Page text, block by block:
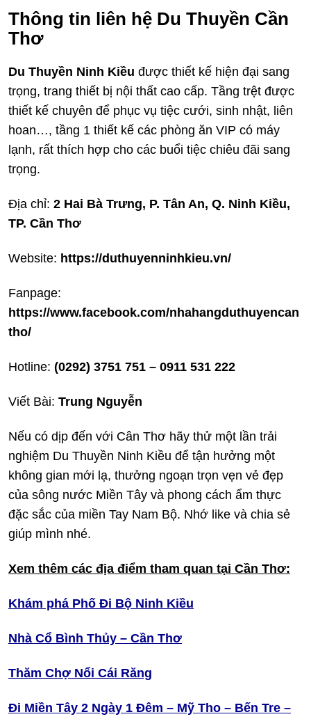
Thông tin liên hệ Du Thuyền Cần
Thơ
Du Thuyền Ninh Kiều được thiết kế hiện đại sang
trọng, trang thiết bị nội thất cao cấp. Tầng trệt được
thiết kế chuyên để phục vụ tiệc cưới, sinh nhật, liên
hoan…, tầng 1 thiết kế các phòng ăn VIP có máy
lạnh, rất thích hợp cho các buổi tiệc chiêu đãi sang
trọng.
Địa chỉ: 2 Hai Bà Trưng, P. Tân An, Q. Ninh Kiều,
TP. Cần Thơ
Website: https://duthuyenninhkieu.vn/
Fanpage:
https://www.facebook.com/nhahangduthuyencan
tho/
Hotline: (0292) 3751 751 – 0911 531 222
Viết Bài: Trung Nguyễn
Nếu có dịp đến với Cân Thơ hãy thử một lần trải
nghiệm Du Thuyền Ninh Kiều để tận hưởng một
không gian mới lạ, thưởng ngoạn trọn vẹn vẻ đẹp
của sông nước Miền Tây và phong cách ẩm thực
đặc sắc của miền Tay Nam Bộ. Nhớ like và chia sẻ
giúp mình nhé.
Xem thêm các địa điểm tham quan tại Cần Thơ:
Khám phá Phố Đi Bộ Ninh Kiều
Nhà Cổ Bình Thủy – Cần Thơ
Thăm Chợ Nổi Cái Răng
Đi Miền Tây 2 Ngày 1 Đêm – Mỹ Tho – Bến Tre –